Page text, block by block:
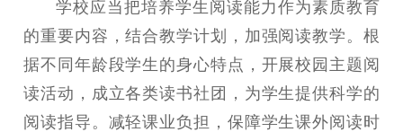
学校应当把培养学生阅读能力作为素质教育
的重要内容，结合教学计划，加强阅读教学。根
据不同年龄段学生的身心特点，开展校园主题阅
读活动，成立各类读书社团，为学生提供科学的
阅读指导。减轻课业负担，保障学生课外阅读时